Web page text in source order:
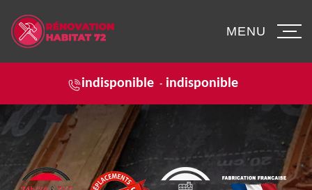
indisponible - indisponible
MENU